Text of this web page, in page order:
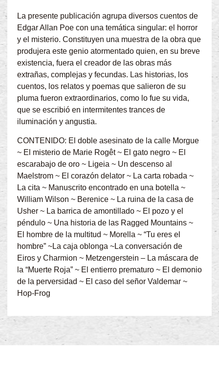
La presente publicación agrupa diversos cuentos de
Edgar Allan Poe con una temática singular: el horror
y el misterio. Constituyen una muestra de la obra que
produjera este genio atormentado quien, en su breve
existencia, fuera el creador de las obras más
extrañas, complejas y fecundas. Las historias, los
cuentos, los relatos y poemas que salieron de su
pluma fueron extraordinarios, como lo fue su vida,
que se escribió en intermitentes trances de
iluminación y angustia.
CONTENIDO: El doble asesinato de la calle Morgue
~ El misterio de Marie Rogêt ~ El gato negro ~ El
escarabajo de oro ~ Ligeia ~ Un descenso al
Maelstrom ~ El corazón delator ~ La carta robada ~
La cita ~ Manuscrito encontrado en una botella ~
William Wilson ~ Berenice ~ La ruina de la casa de
Usher ~ La barrica de amontillado ~ El pozo y el
péndulo ~ Una historia de las Ragged Mountains ~
El hombre de la multitud ~ Morella ~ “Tu eres el
hombre” ~La caja oblonga ~La conversación de
Eiros y Charmion ~ Metzengerstein – La máscara de
la “Muerte Roja” ~ El entierro prematuro ~ El demonio
de la perversidad ~ El caso del señor Valdemar ~
Hop-Frog